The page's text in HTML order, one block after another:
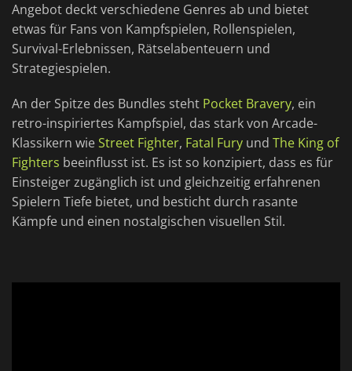
Angebot deckt verschiedene Genres ab und bietet
etwas für Fans von Kampfspielen, Rollenspielen,
Survival-Erlebnissen, Rätselabenteuern und
Strategiespielen.
An der Spitze des Bundles steht Pocket Bravery, ein
retro-inspiriertes Kampfspiel, das stark von Arcade-
Klassikern wieStreet Fighter, Fatal Fury und The King of
Fighters beeinflusst ist. Es ist so konzipiert, dass es für
Einsteiger zugänglich ist und gleichzeitig erfahrenen
Spielern Tiefe bietet, und besticht durch rasante
Kämpfe und einen nostalgischen visuellen Stil.